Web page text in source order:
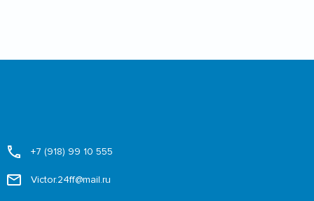
+7 (918) 99 10 555
Victor.24ff@mail.ru